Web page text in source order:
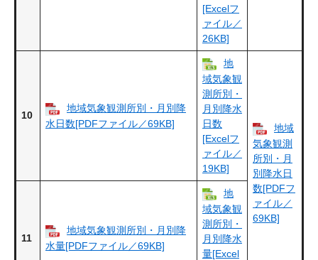
[Excelフ
ァイル／
26KB]
10
地域気象観測所別・月別降
水日数[PDFファイル／69KB]
地
域気象観
測所別・
月別降水
日数
[Excelフ
ァイル／
19KB]
地域
気象観測
所別・月
別降水日
数[PDFフ
ァイル／
69KB]
11
地域気象観測所別・月別降
水量[PDFファイル／69KB]
地
域気象観
測所別・
月別降水
量[Excel